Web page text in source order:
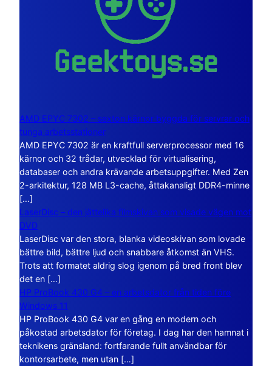
AMD EPYC 7302 – sexton kärnor byggda för servrar och
tunga arbetsstationer
AMD EPYC 7302 är en kraftfull serverprocessor med 16
kärnor och 32 trådar, utvecklad för virtualisering,
databaser och andra krävande arbetsuppgifter. Med Zen
2-arkitektur, 128 MB L3-cache, åttakanaligt DDR4-minne
[…]
LaserDisc – den jättelika filmskivan som visade vägen mot
DVD
LaserDisc var den stora, blanka videoskivan som lovade
bättre bild, bättre ljud och snabbare åtkomst än VHS.
Trots att formatet aldrig slog igenom på bred front blev
det en […]
HP ProBook 430 G4 – en arbetsdator från tiden före
Windows 11
HP ProBook 430 G4 var en gång en modern och
påkostad arbetsdator för företag. I dag har den hamnat i
teknikens gränsland: fortfarande fullt användbar för
kontorsarbete, men utan […]